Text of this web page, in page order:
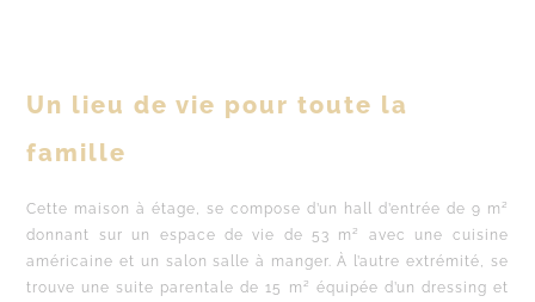
Un lieu de vie pour toute la
famille
Cette maison à étage, se compose d’un hall d’entrée de 9 m²
donnant sur un espace de vie de 53 m² avec une cuisine
américaine et un salon salle à manger. À l’autre extrémité, se
trouve une suite parentale de 15 m² équipée d’un dressing et